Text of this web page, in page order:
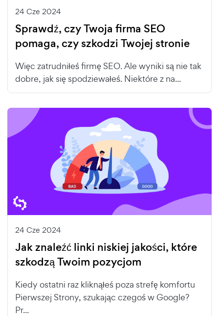
24 Cze 2024
Sprawdź, czy Twoja firma SEO
pomaga, czy szkodzi Twojej stronie
Więc zatrudniłeś firmę SEO. Ale wyniki są nie tak
dobre, jak się spodziewałeś. Niektóre z na...
24 Cze 2024
Jak znaleźć linki niskiej jakości, które
szkodzą Twoim pozycjom
Kiedy ostatni raz kliknąłeś poza strefę komfortu
Pierwszej Strony, szukając czegoś w Google?
Pr...